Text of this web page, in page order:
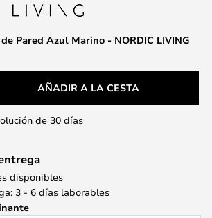
Pared Azul Marino - NORDIC LIVING
AÑADIR A LA CESTA
de 30 días
disponibles
3 - 6 días laborables